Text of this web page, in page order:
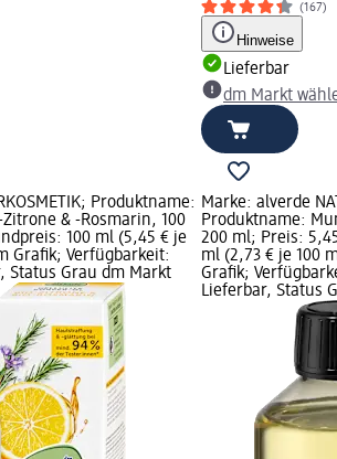
(167)
Hinweise
Lieferbar
dm Markt
Produktname:
& -Rosmarin, 100
100 ml (5,45 € je
Grafik; Verfügbarkeit:
Status Grau dm Markt
Marke: alverde
Produktname:
200 ml; Preis:
ml (2,73 € je 100
Grafik;
Lieferbar, Status